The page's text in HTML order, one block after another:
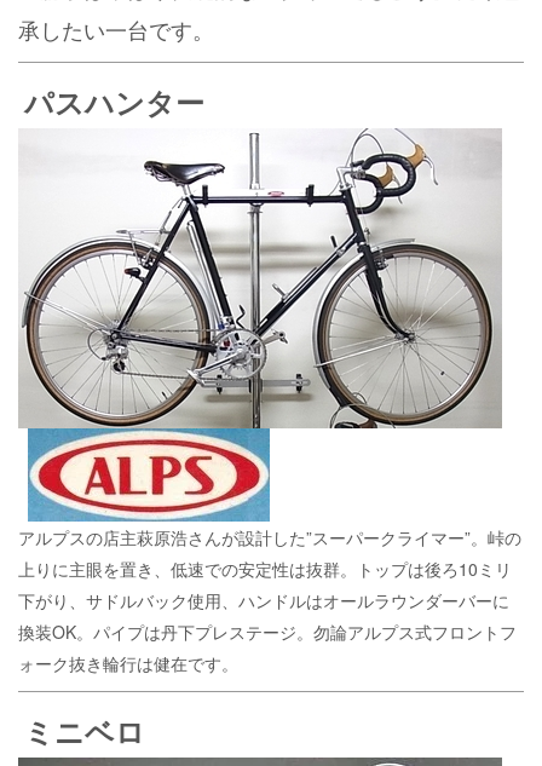
承したい一台です。
パスハンター
アルプスの店主萩原浩さんが設計した”スーパークライマー”。峠の
上りに主眼を置き、低速での安定性は抜群。トップは後ろ10ミリ
下がり、サドルバック使用、ハンドルはオールラウンダーバーに
換装OK。パイプは丹下プレステージ。勿論アルプス式フロントフ
ォーク抜き輪行は健在です。
ミニベロ